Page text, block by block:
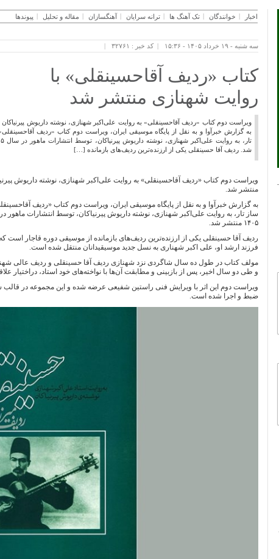
اخبار خوانندگان تک آهنگ ها ترانه سرایان آهنگسازان مقاله و تحلیل پیوندها
سه شنبه - ۱۹ خرداد ۱۴۰۵ - ۱۵:۳۶ کد خبر : ۳۲۷۶۱
کتاب «ردیف آقاحسینقلی» با
روایت شهنازی منتشر شد
ویراست دوم کتاب «ردیف آقاحسینقلی» به روایت علی‌اکبر شهنازی، نوشته داریوش
به گزارش خبرآوا و به نقل از پایگاه موسیقی ایران، ویراست دوم کتاب «ردیف
شد. ردیف آقا حسینقلی یکی از ارزنده‌ترین ردیف‌های بازمانده […]
ویراست دوم کتاب «ردیف آقاحسینقلی» به روایت علی‌اکبر شهنازی، نوشته داریوش
منتشر شد.
به گزارش خبرآوا و به نقل از پایگاه موسیقی ایران، ویراست دوم کتاب «ردیف
ساز تار، به روایت علی‌اکبر شهنازی، نوشته داریوش پیرنیاکان، توسط انتشارات ماهور
۱۴۰۵ منتشر شد.
ردیف آقا حسینقلی یکی از ارزنده‌ترین ردیف‌های بازمانده از موسیقی دوره‌ قاجار است
فرزند ارشد او، علی اکبر شهناری به نسل جدید موسیقیدانان منتقل شده است.
مولف کتاب در طول ده سال شاگردی نزد شهنازی ردیف آقا حسینقلی و ردیف عالی
و طی دو سال اخیر، پس از بازبینی و مطابقت آن‌ها با نواخته‌های خود استاد، دراختیار
ویراست دوم این اثر با ویرایش فنی راستین شفیعی عرضه شده و این مجموعه در قالب
ضبط و اجرا شده است.